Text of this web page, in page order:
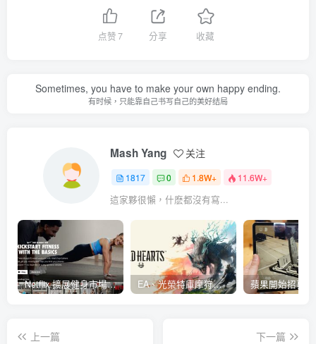
点赞7 分享 收藏
Sometimes, you have to make your own happy ending.
有时候，只能靠自己书写自己的美好结局
Mash Yang 关注
1817 0 1.8W+ 11.6W+
這家夥很懶，什麽都沒有寫...
Netflix 擴展健身市場 與 Nike 合作推出《Nike Training Club》系列健身影片 EA、光榮特庫摩狩獵冒險遊戲《WILD HEARTS》公布「強大化獸」宣傳影片
上一篇
下一篇